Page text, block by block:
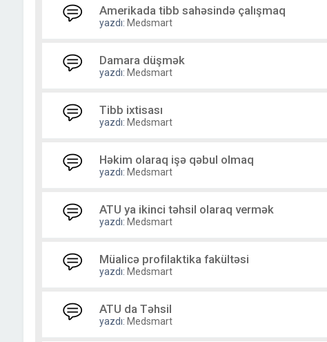
Amerikada tibb sahəsində çalışmaq
yazdı: Medsmart
Damara düşmək
yazdı: Medsmart
Tibb ixtisası
yazdı: Medsmart
Həkim olaraq işə qəbul olmaq
yazdı: Medsmart
ATU ya ikinci təhsil olaraq vermək
yazdı: Medsmart
Müalicə profilaktika fakültəsi
yazdı: Medsmart
ATU da Təhsil
yazdı: Medsmart